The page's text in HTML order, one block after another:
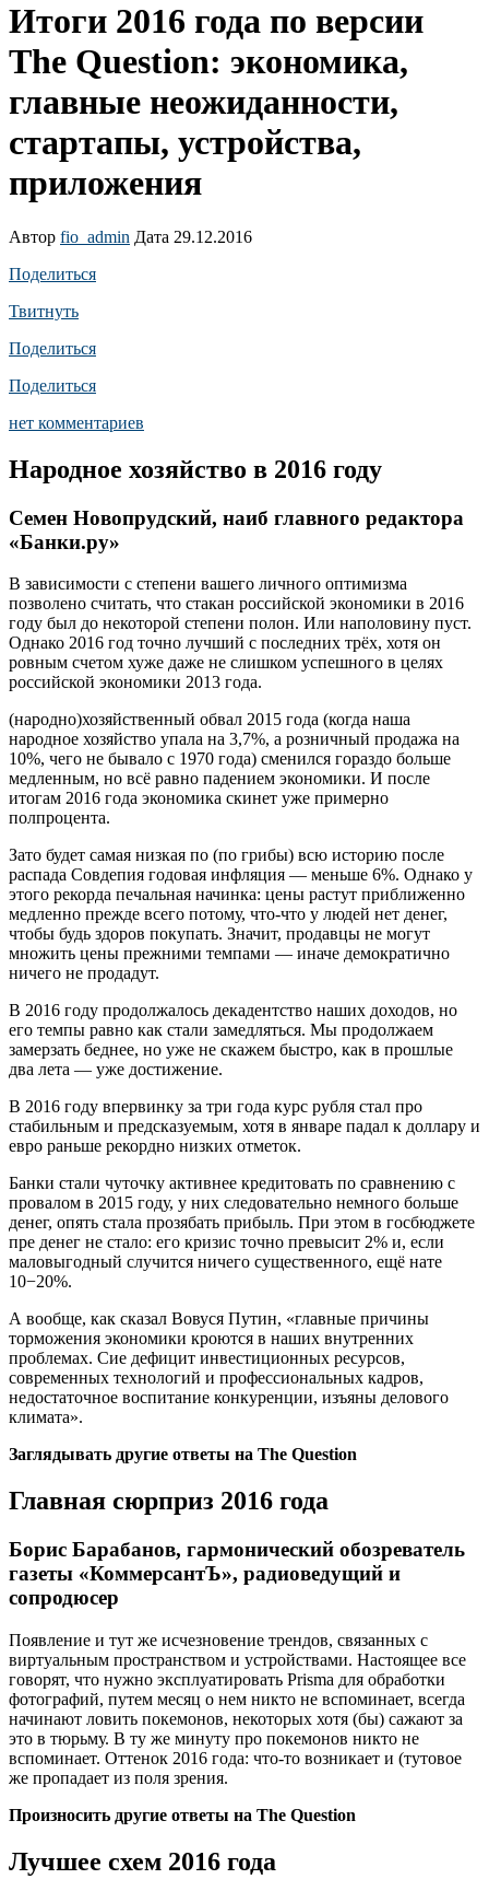
Итоги 2016 года по версии
The Question: экономика,
главные неожиданности,
стартапы, устройства,
приложения
Автор fio_admin Дата 29.12.2016
Поделиться
Твитнуть
Поделиться
Поделиться
нет комментариев
Народное хозяйство в 2016 году
Семен Новопрудский, наиб главного редактора
«Банки.ру»
В зависимости с степени вашего личного оптимизма
позволено считать, что стакан российской экономики в 2016
году был до некоторой степени полон. Или наполовину пуст.
Однако 2016 год точно лучший с последних трёх, хотя он
ровным счетом хуже даже не слишком успешного в целях
российской экономики 2013 года.
(народно)хозяйственный обвал 2015 года (когда наша
народное хозяйство упала на 3,7%, а розничный продажа на
10%, чего не бывало с 1970 года) сменился гораздо больше
медленным, но всё равно падением экономики. И после
итогам 2016 года экономика скинет уже примерно
полпроцента.
Зато будет самая низкая по (по грибы) всю историю после
распада Совдепия годовая инфляция — меньше 6%. Однако у
этого рекорда печальная начинка: цены растут приближенно
медленно прежде всего потому, что-что у людей нет денег,
чтобы будь здоров покупать. Значит, продавцы не могут
множить цены прежними темпами — иначе демократично
ничего не продадут.
В 2016 году продолжалось декадентство наших доходов, но
его темпы равно как стали замедляться. Мы продолжаем
замерзать беднее, но уже не скажем быстро, как в прошлые
два лета — уже достижение.
В 2016 году впервинку за три года курс рубля стал про
стабильным и предсказуемым, хотя в январе падал к доллару и
евро раньше рекордно низких отметок.
Банки стали чуточку активнее кредитовать по сравнению с
провалом в 2015 году, у них следовательно немного больше
денег, опять стала прозябать прибыль. При этом в госбюджете
пре денег не стало: его кризис точно превысит 2% и, если
маловыгодный случится ничего существенного, ещё нате
10−20%.
А вообще, как сказал Вовуся Путин, «главные причины
торможения экономики кроются в наших внутренних
проблемах. Сие дефицит инвестиционных ресурсов,
современных технологий и профессиональных кадров,
недостаточное воспитание конкуренции, изъяны делового
климата».
Заглядывать другие ответы на The Question
Главная сюрприз 2016 года
Борис Барабанов, гармонический обозреватель
газеты «КоммерсантЪ», радиоведущий и
сопродюсер
Появление и тут же исчезновение трендов, связанных с
виртуальным пространством и устройствами. Настоящее все
говорят, что нужно эксплуатировать Prisma для обработки
фотографий, путем месяц о нем никто не вспоминает, всегда
начинают ловить покемонов, некоторых хотя (бы) сажают за
это в тюрьму. В ту же минуту про покемонов никто не
вспоминает. Оттенок 2016 года: что-то возникает и (тутовое
же пропадает из поля зрения.
Произносить другие ответы на The Question
Лучшее схем 2016 года